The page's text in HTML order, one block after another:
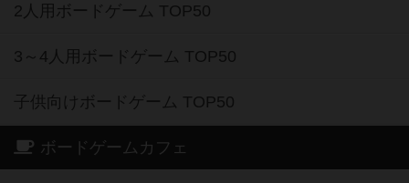
2人用ボードゲーム TOP50
3～4人用ボードゲーム TOP50
子供向けボードゲーム TOP50
ボードゲームカフェ